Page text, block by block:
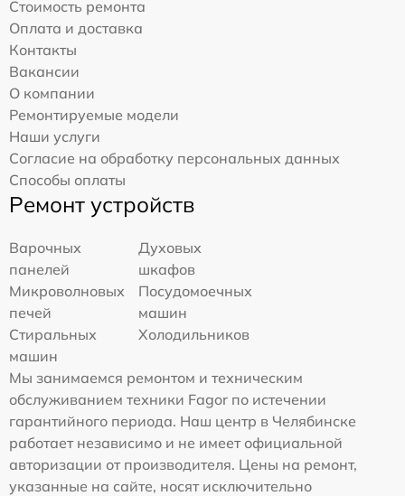
Стоимость ремонта
Оплата и доставка
Контакты
Вакансии
О компании
Ремонтируемые модели
Наши услуги
Согласие на обработку персональных данных
Способы оплаты
Ремонт устройств
Варочных
панелей
Духовых
шкафов
Микроволновых
печей
Посудомоечных
машин
Стиральных
машин
Холодильников
Мы занимаемся ремонтом и техническим
обслуживанием техники Fagor по истечении
гарантийного периода. Наш центр в Челябинске
работает независимо и не имеет официальной
авторизации от производителя. Цены на ремонт,
указанные на сайте, носят исключительно